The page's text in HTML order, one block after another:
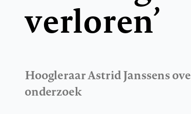
Hoogleraar Astrid Janssens
onderzoek
verloren’